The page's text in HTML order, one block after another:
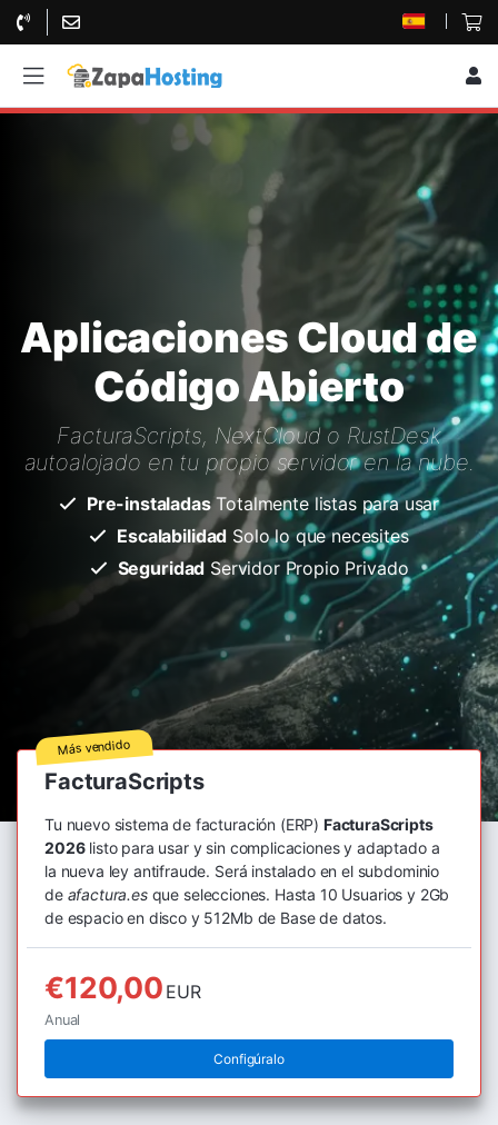
Aplicaciones Cloud de
Código Abierto
FacturaScripts, NextCloud o RustDesk
autoalojado en tu propio servidor en la nube.
Pre-instaladasTotalmente listas para usar
Escalabilidad Solo lo que necesites
Seguridad Servidor Propio Privado
FacturaScripts
Tu nuevo sistema de facturación (ERP) FacturaScripts
2026listo para usar y sin complicaciones y adaptado a
la nueva ley antifraude. Será instalado en el subdominio
de afactura.esque selecciones. Hasta 10 Usuarios y 2Gb
de espacio en disco y 512Mb de Base de datos.
€120,00 EUR
Anual
Configúralo
Más vendido